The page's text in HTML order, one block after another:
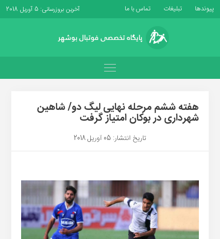
پیوندها تبلیغات تماس با ما آخرین بروزرسانی: 5 آوریل 2018
هفته ششم مرحله نهایی لیگ دو/ شاهین
شهرداری در بوکان امتیاز گرفت
تاریخ انتشار: 05 آوریل 2018